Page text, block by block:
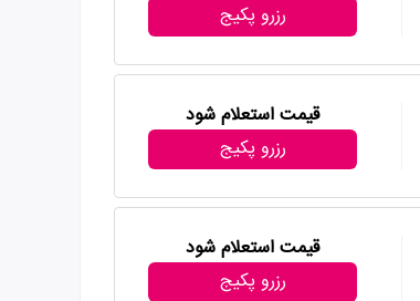
رزرو پکیج
قیمت استعلام شود
رزرو پکیج
قیمت استعلام شود
رزرو پکیج